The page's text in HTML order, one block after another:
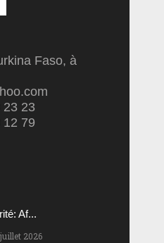
Faso, à
23
79
Af...
juillet 2026